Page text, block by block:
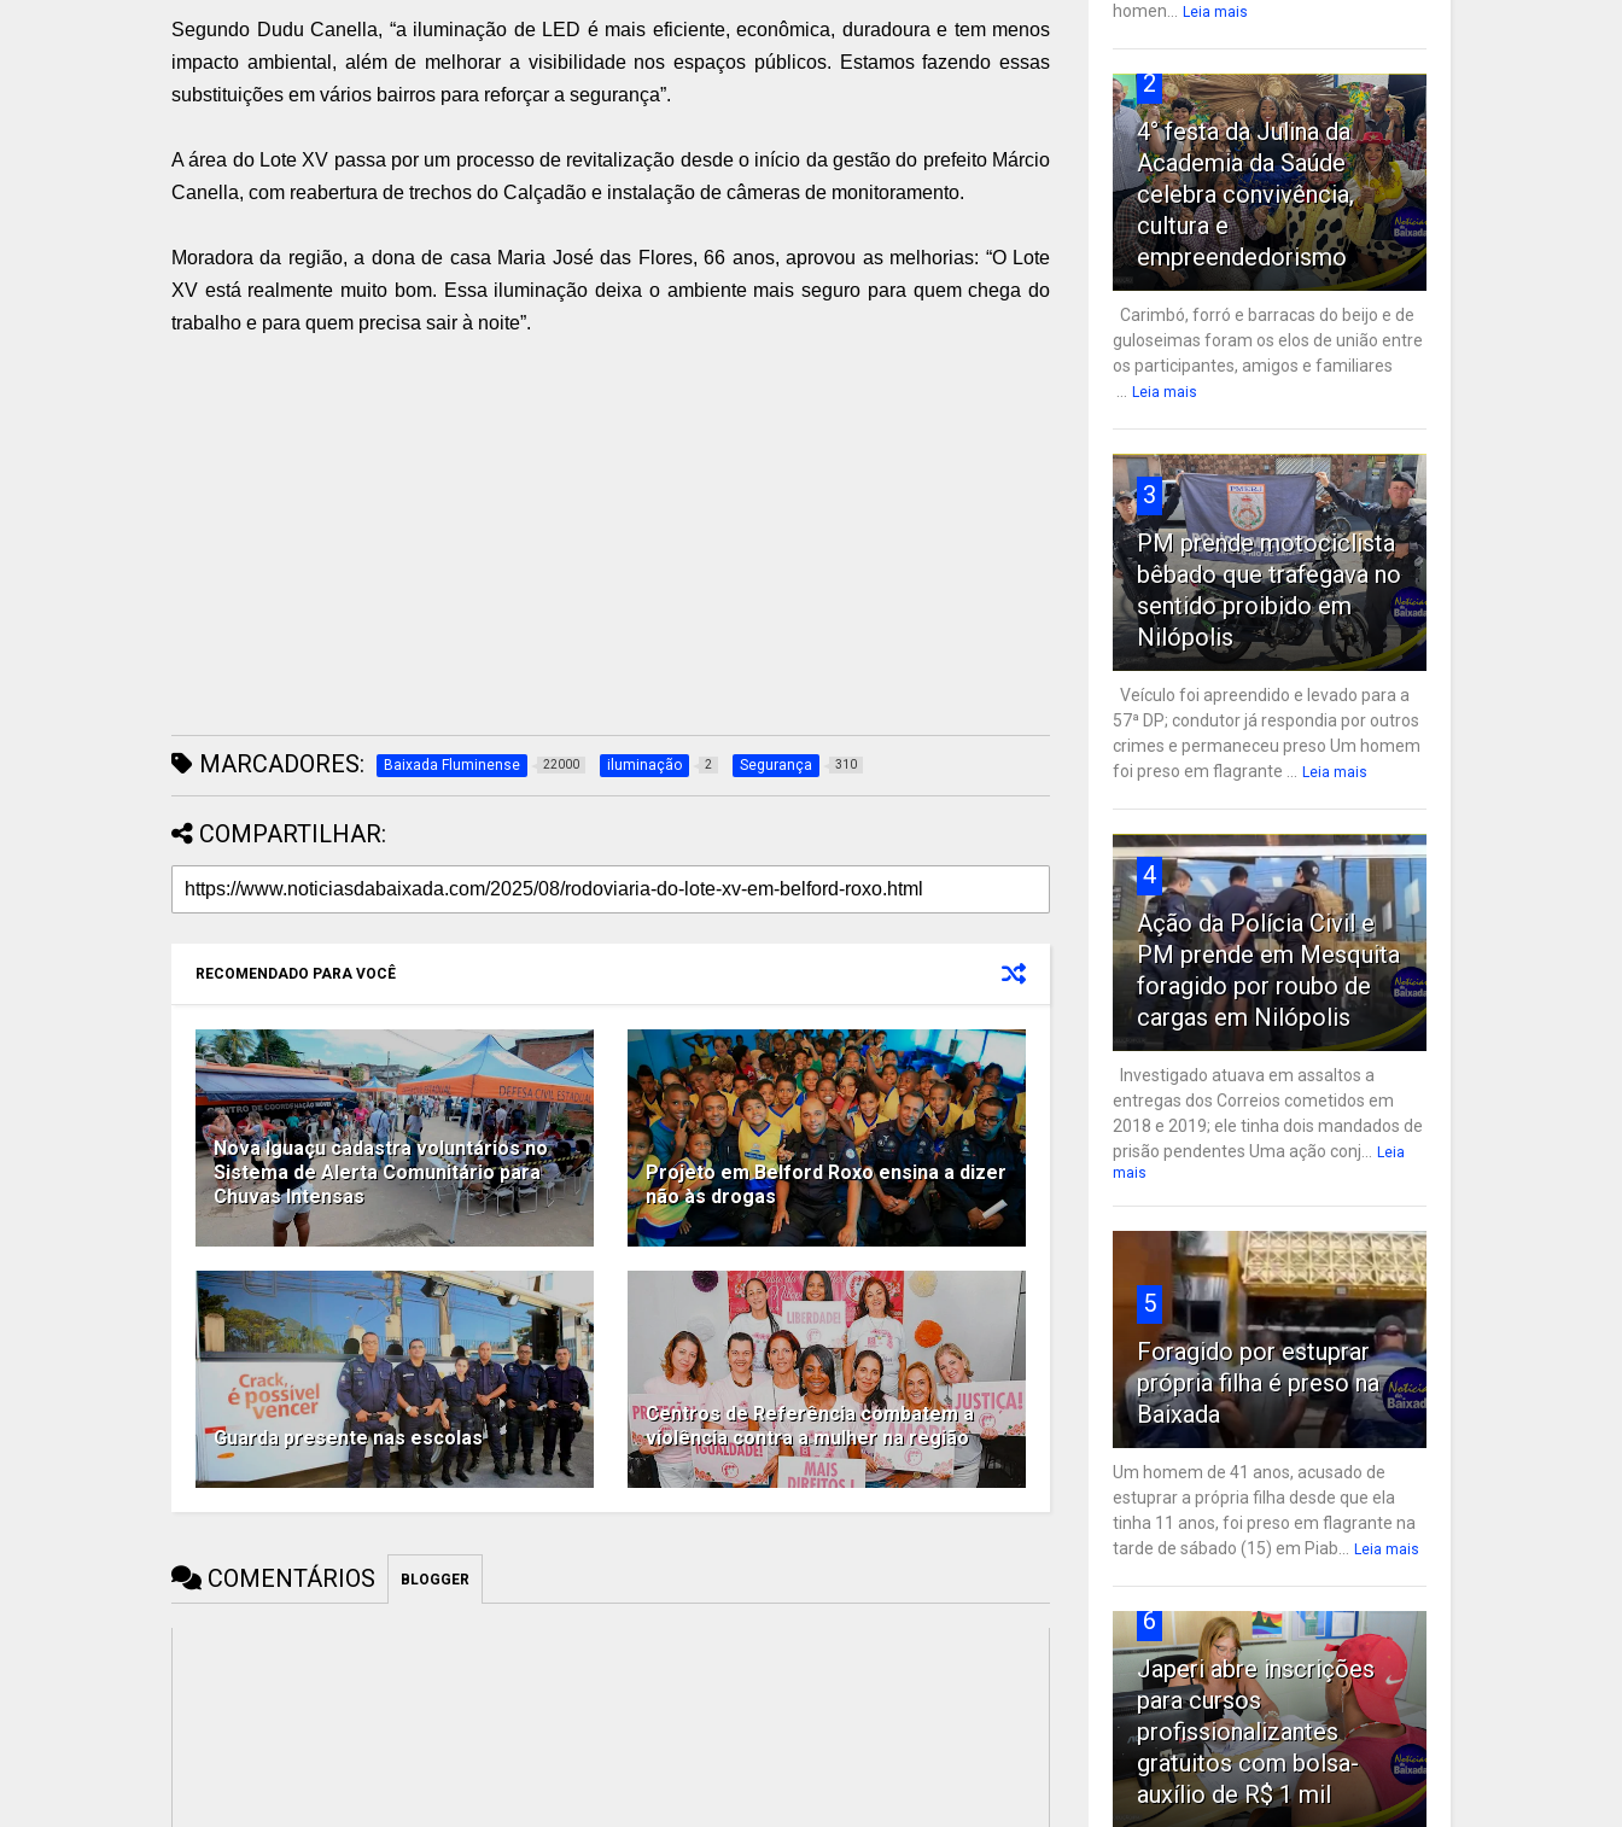
Segundo Dudu Canella, “a iluminação de LED é mais eficiente, econômica, duradoura e tem menos
impacto ambiental, além de melhorar a visibilidade nos espaços públicos. Estamos fazendo essas
substituições em vários bairros para reforçar a segurança”.
A área do Lote XV passa por um processo de revitalização desde o início da gestão do prefeito Márcio
Canella, com reabertura de trechos do Calçadão e instalação de câmeras de monitoramento.
Moradora da região, a dona de casa Maria José das Flores, 66 anos, aprovou as melhorias: “O Lote
XV está realmente muito bom. Essa iluminação deixa o ambiente mais seguro para quem chega do
trabalho e para quem precisa sair à noite”.
MARCADORES: Baixada Fluminense 22000 iluminação 2 Segurança 310
COMPARTILHAR:
RECOMENDADO PARA VOCÊ
Nova Iguaçu cadastra voluntários no
Sistema de Alerta Comunitário para
Chuvas Intensas
Projeto em Belford Roxo ensina a dizer
não às drogas
Guarda presente nas escolas
Centros de Referência combatem a
violência contra a mulher na região
COMENTÁRIOS BLOGGER
homen... Leia mais
2
4° festa da Julina da
Academia da Saúde
celebra convivência,
cultura e
empreendedorismo
Carimbó, forró e barracas do beijo e de
guloseimas foram os elos de união entre
os participantes, amigos e familiares
... Leia mais
3
PM prende motociclista
bêbado que trafegava no
sentido proibido em
Nilópolis
Veículo foi apreendido e levado para a
57ª DP; condutor já respondia por outros
crimes e permaneceu preso Um homem
foi preso em flagrante ... Leia mais
4
Ação da Polícia Civil e
PM prende em Mesquita
foragido por roubo de
cargas em Nilópolis
Investigado atuava em assaltos a
entregas dos Correios cometidos em
2018 e 2019; ele tinha dois mandados de
prisão pendentes Uma ação conj... Leia
mais
5
Foragido por estuprar
própria filha é preso na
Baixada
Um homem de 41 anos, acusado de
estuprar a própria filha desde que ela
tinha 11 anos, foi preso em flagrante na
tarde de sábado (15) em Piab... Leia mais
6
Japeri abre inscrições
para cursos
profissionalizantes
gratuitos com bolsa-
auxílio de R$ 1 mil